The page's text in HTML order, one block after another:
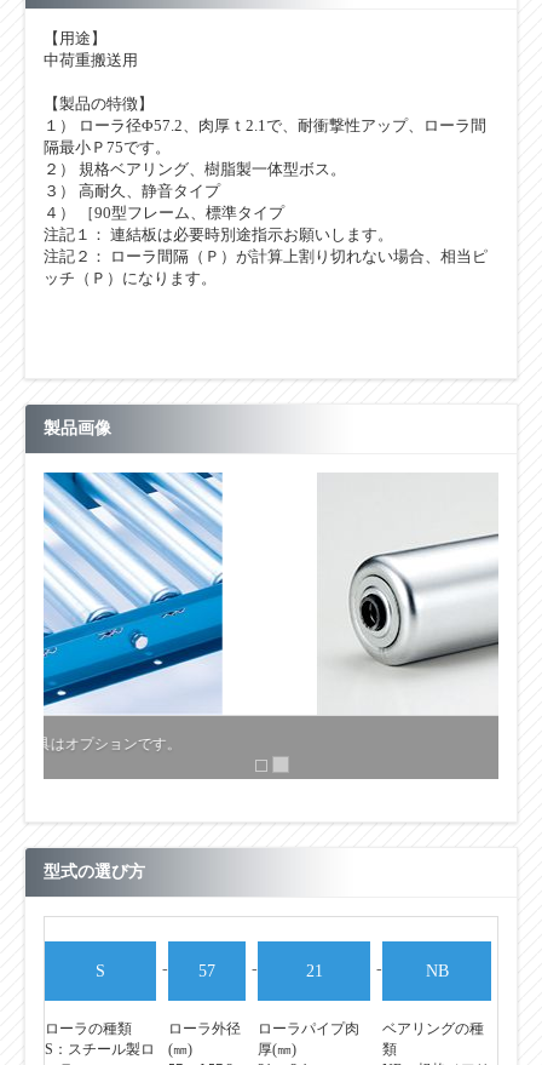
【用途】
中荷重搬送用
【製品の特徴】
１） ローラ径Φ57.2、肉厚ｔ2.1で、耐衝撃性アップ、ローラ間
隔最小Ｐ75です。
２） 規格ベアリング、樹脂製一体型ボス。
３） 高耐久、静音タイプ
４） ［90型フレーム、標準タイプ
注記１： 連結板は必要時別途指示お願いします。
注記２： ローラ間隔（Ｐ）が計算上割り切れない場合、相当ピ
ッチ（Ｐ）になります。
製品画像
型式の選び方
S
ローラの種類
S：スチール製ロ
- 57
ローラ外径
(㎜)
- 21
ローラパイプ肉
厚(㎜)
- NB
ベアリングの種
類